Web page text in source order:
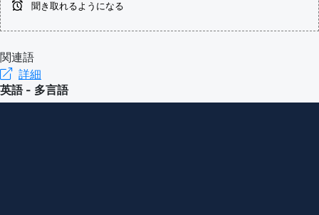
聞き取れるようになる
関連語
詳細
英語 - 多言語